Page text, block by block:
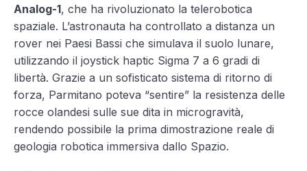
Analog-1, che ha rivoluzionato la telerobotica
spaziale. L’astronauta ha controllato a distanza un
rover nei Paesi Bassi che simulava il suolo lunare,
utilizzando il joystick haptic Sigma 7 a 6 gradi di
libertà. Grazie a un sofisticato sistema di ritorno di
forza, Parmitano poteva “sentire” la resistenza delle
rocce olandesi sulle sue dita in microgravità,
rendendo possibile la prima dimostrazione reale di
geologia robotica immersiva dallo Spazio.